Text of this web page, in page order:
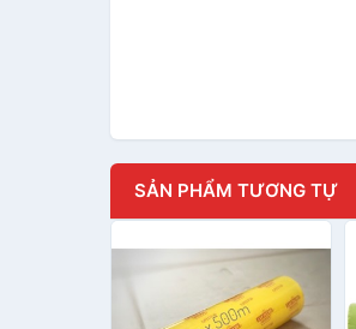
SẢN PHẨM TƯƠNG TỰ